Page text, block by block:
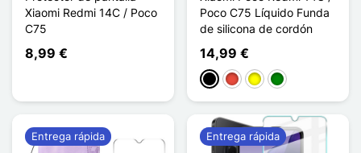
Xiaomi Redmi 14C / Poco
C75
8,99 €
Poco C75 Líquido Funda
de silicona de cordón
14,99 €
NegroRojoAmarillo
Verde
Entrega rápida Entrega rápida